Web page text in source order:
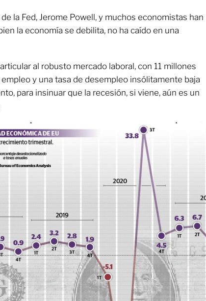
la Fed, Jerome Powell, y muchos economistas han
la economía se debilita, no ha caído en una
al robusto mercado laboral, con 11 millones
y una tasa de desempleo insólitamente baja
para insinuar que la recesión, si viene, aún es un